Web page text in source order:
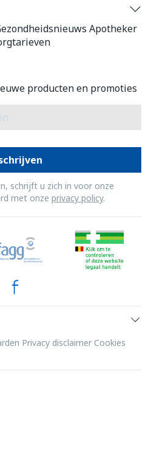
Apotheker
producten en promoties
schrijft u zich in voor onze
met onze privacy policy.
Privacy disclaimer Cookies